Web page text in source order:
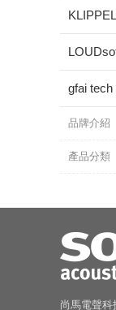
KLIPPEL
gfai tech
品牌介紹
產品分類
尚馬電聲科